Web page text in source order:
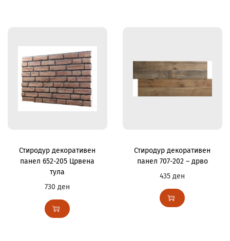
Стиродур декоративен
панел 652-205 Црвена
тула
730ден
Стиродур декоративен
панел 707-202 – дрво
435ден